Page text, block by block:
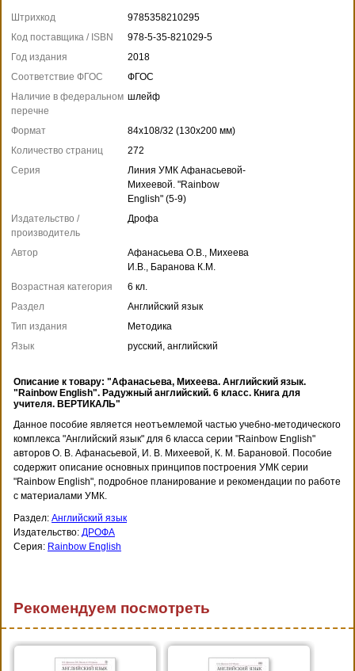
Штрихкод
9785358210295
Код поставщика / ISBN
978-5-35-821029-5
Год издания
2018
Соответствие ФГОС
ФГОС
Наличие в федеральном
перечне
шлейф
Формат
84x108/32 (130x200 мм)
Количество страниц
272
Серия
Линия УМК Афанасьевой-
Михеевой. "Rainbow
English" (5-9)
Издательство /
производитель
Дрофа
Автор
Афанасьева О.В., Михеева
И.В., Баранова К.М.
Возрастная категория
6 кл.
Раздел
Английский язык
Тип издания
Методика
Язык
русский, английский
Описание к товару: "Афанасьева, Михеева. Английский язык.
"Rainbow English". Радужный английский. 6 класс. Книга для
учителя. ВЕРТИКАЛЬ"
Данное пособие является неотъемлемой частью учебно-методического
комплекса "Английский язык" для 6 класса серии "Rainbow English"
авторов О. В. Афанасьевой, И. В. Михеевой, К. М. Барановой. Пособие
содержит описание основных принципов построения УМК серии
"Rainbow English", подробное планирование и рекомендации по работе
с материалами УМК.
Раздел: Английский язык
Издательство: ДРОФА
Серия: Rainbow English
Рекомендуем посмотреть